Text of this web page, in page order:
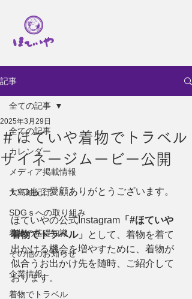
記事
全ての記事
カレンダー
メディア掲載情報
大島紬紀行
SDGｓへの取り組み
着物の基礎知識
その他のお知らせ
企業情報
着物でトラベル
全ての記事
＃ほていや着物でトラベル
サイネージムービー公開
2025年3月29日
いつもご愛顧ありがとうございます。
ほていやの公式Instagram 「#ほていや
着物でトラベル」
として、着物を着て
出かける機会を増やすために、着物が
似合うお出かけ先を随時、ご紹介して
おります。